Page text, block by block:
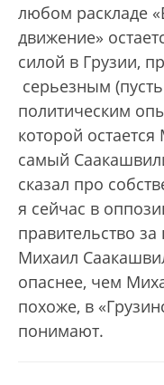
любом раскладе
движение»
силой в Грузии,
серьезным
политическим
которой
самый
сказал про
я сейчас в
правительство
Михаил
опаснее, чем
похоже, в
понимают.